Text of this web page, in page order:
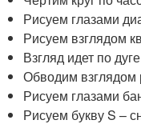
Рисуем глазами
Рисуем взглядом
Взгляд идет по
Обводим взглядом
Рисуем глазами
Рисуем букву S –